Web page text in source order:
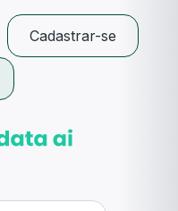
Cadastrar-se